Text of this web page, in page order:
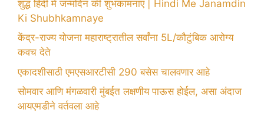
शुद्ध हिंदी में जन्मदिन की शुभकामनाएं | Hindi Me Janamdin
Ki Shubhkamnaye
केंद्र-राज्य योजना महाराष्ट्रातील सर्वांना 5L/कौटुंबिक आरोग्य
कवच देते
एकादशीसाठी एमएसआरटीसी 290 बसेस चालवणार आहे
सोमवार आणि मंगळवारी मुंबईत लक्षणीय पाऊस होईल, असा अंदाज
आयएमडीने वर्तवला आहे